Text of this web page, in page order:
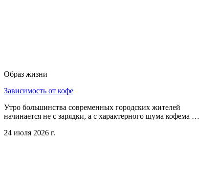
Образ жизни
Зависимость от кофе
Утро большинства современных городских жителей
начинается не с зарядки, а с характерного шума кофема …
24 июля 2026 г.